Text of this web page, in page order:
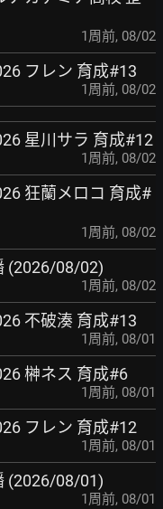
1周前, 08/02
フレン 育成#13
1周前, 08/02
星川サラ 育成#12
1周前, 08/02
狂蘭メロコ 育成#
1周前, 08/02
(2026/08/02)
1周前, 08/02
不破湊 育成#13
1周前, 08/01
榊ネス 育成#6
1周前, 08/01
フレン 育成#12
1周前, 08/01
(2026/08/01)
1周前, 08/01